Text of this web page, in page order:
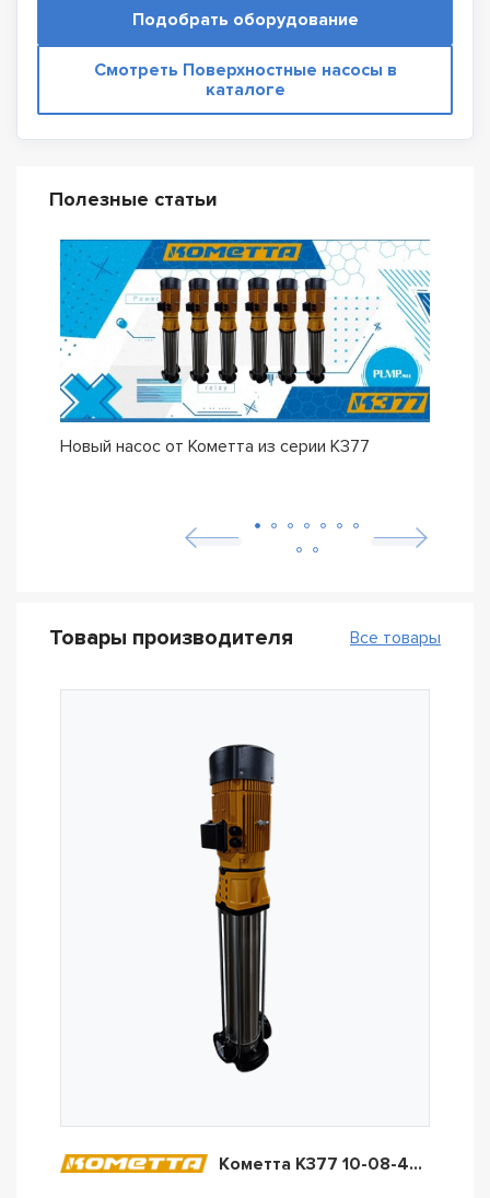
Подобрать оборудование
Смотреть Поверхностные насосы в
каталоге
Полезные статьи
Новый насос от Кометта из серии К377
Товары производителя Все товары
Кометта К377 10-08-40/04А/030Т2